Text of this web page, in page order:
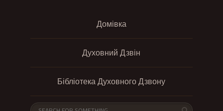
Домівка
Духовний Дзвін
Бібліотека Духовного Дзвону